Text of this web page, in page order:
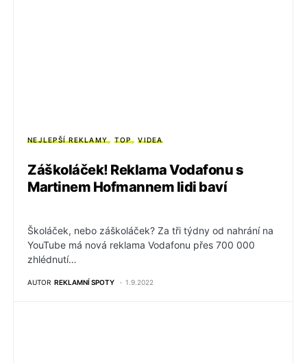
NEJLEPŠÍ REKLAMY TOP VIDEA
Záškoláček! Reklama Vodafonu s
Martinem Hofmannem lidi baví
Školáček, nebo záškoláček? Za tři týdny od nahrání na
YouTube má nová reklama Vodafonu přes 700 000
zhlédnutí…
AUTOR REKLAMNÍ SPOTY 1.9.2022